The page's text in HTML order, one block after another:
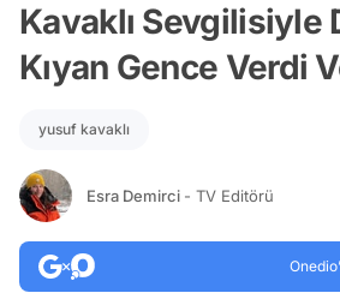
Kavaklı Sevgilisiyle
Kıyan Gence Verdi
yusuf kavaklı
Esra Demirci - TV Editörü